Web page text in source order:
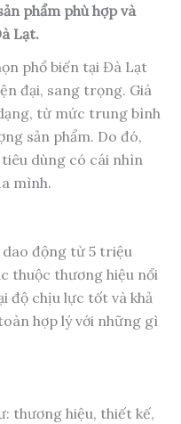
phẩm phù hợp và
Lạt.
phổ biến tại Đà Lạt
đại, sang trọng. Giá
từ mức trung bình
sản phẩm. Do đó,
dùng có cái nhìn
mình.
động từ 5 triệu
thuộc thương hiệu nổi
độ chịu lực tốt và khả
hợp lý với những gì
thương hiệu, thiết kế,